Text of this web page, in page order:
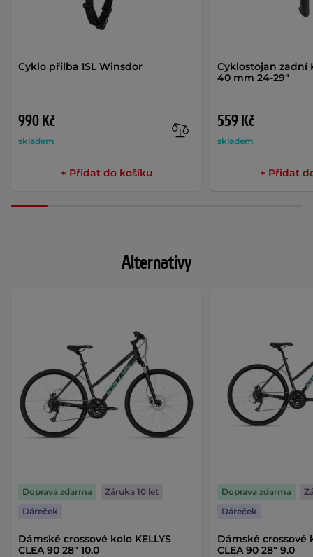
Cyklo přilba ISL Winsdor
990 Kč
skladem
+ Přidat do košíku
Cyklostojan zadní
40 mm 24-29"
559 Kč
skladem
+ Přidat
Alternativy
Dámské crossové kolo KELLYS
CLEA 90 28" 10.0
Doprava zdarma
Záruka 10 let
Dáreček
Dámské crossové
CLEA 90 28" 9.0
Doprava zdarma
Dáreček